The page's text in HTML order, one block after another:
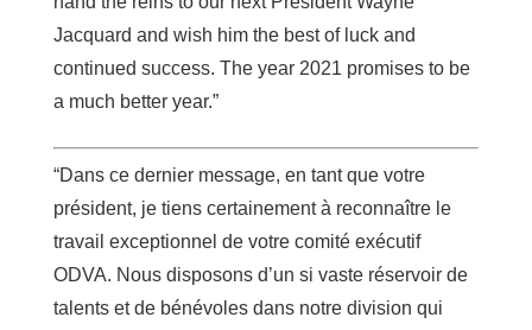
Jacquard and wish him the best of luck and
continued success. The year 2021 promises to be
a much better year.”
“Dans ce dernier message, en tant que votre
président, je tiens certainement à reconnaître le
travail exceptionnel de votre comité exécutif
ODVA. Nous disposons d’un si vaste réservoir de
talents et de bénévoles dans notre division qui